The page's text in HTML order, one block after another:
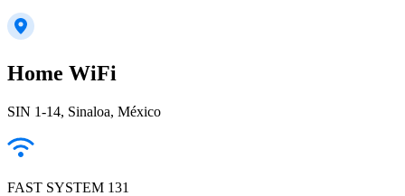
Home WiFi
SIN 1-14, Sinaloa, México
FAST SYSTEM 131